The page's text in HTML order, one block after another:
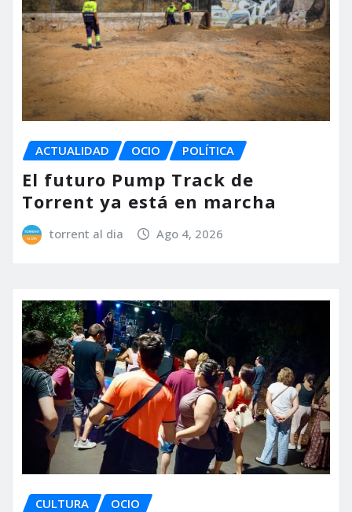
ACTUALIDAD OCIO POLÍTICA
El futuro Pump Track de
Torrent ya está en marcha
torrent al dia Ago 4, 2026
CULTURA OCIO